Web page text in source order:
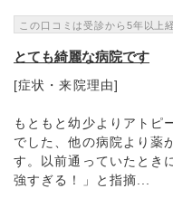
この口コミは受診から5年以上
とても綺麗な病院です
[症状・来院理由]
もともと幼少よりアトピ
でした、他の病院より薬
す。以前通っていたとき
強すぎる！」と指摘...